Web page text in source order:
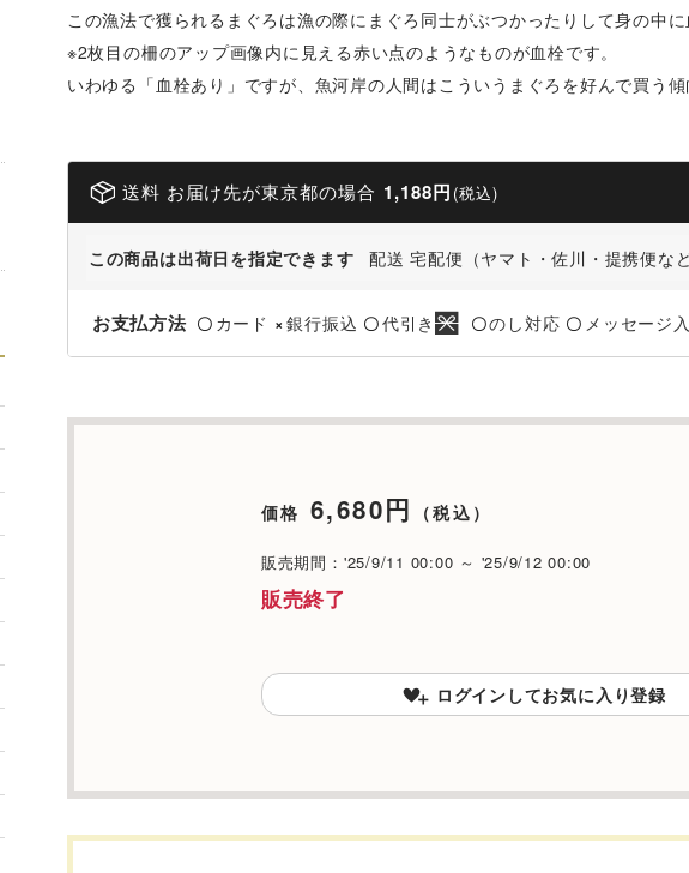
この漁法で獲られるまぐろは漁の際にまぐろ同士がぶつかったりして身の中に
※2枚目の柵のアップ画像内に見える赤い点のようなものが血栓です。
いわゆる「血栓あり」ですが、魚河岸の人間はこういうまぐろを好んで買う傾
送料 お届け先が東京都の場合 1,188円 (税込)
この商品は出荷日を指定できます 配送 宅配便（ヤマト・佐川・提携便など
お支払方法 〇 カード × 銀行振込 〇代引き 〇のし対応 〇 メッセージ
価格 6,680円 （税込）
販売期間：'25/9/11 00:00 ～ '25/9/12 00:00
販売終了
ログインしてお気に入り登録